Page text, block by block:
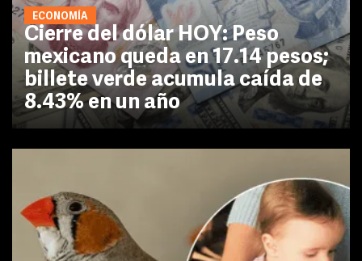
ECONOMÍA
Cierre del dólar HOY: Peso
mexicano queda en 17.14 pesos;
billete verde acumula caída de
8.43% en un año